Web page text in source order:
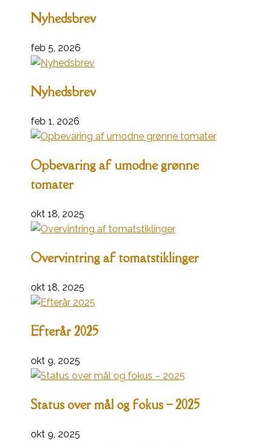
Nyhedsbrev
feb 5, 2026
Nyhedsbrev
feb 1, 2026
Opbevaring af umodne grønne
tomater
okt 18, 2025
Overvintring af tomatstiklinger
okt 18, 2025
Efterår 2025
okt 9, 2025
Status over mål og fokus – 2025
okt 9, 2025